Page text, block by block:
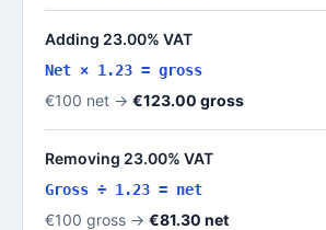
Adding 23.00% VAT
Net × 1.23 = gross
€100 net → €123.00 gross
Removing 23.00% VAT
Gross ÷ 1.23 = net
€100 gross → €81.30 net